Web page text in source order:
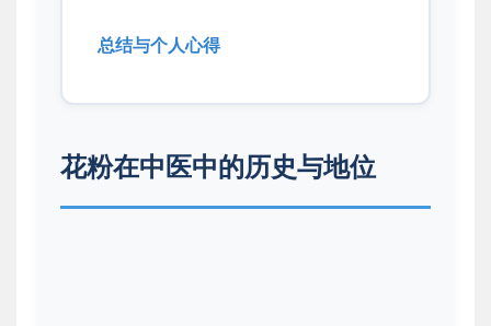
总结与个人心得
花粉在中医中的历史与地位